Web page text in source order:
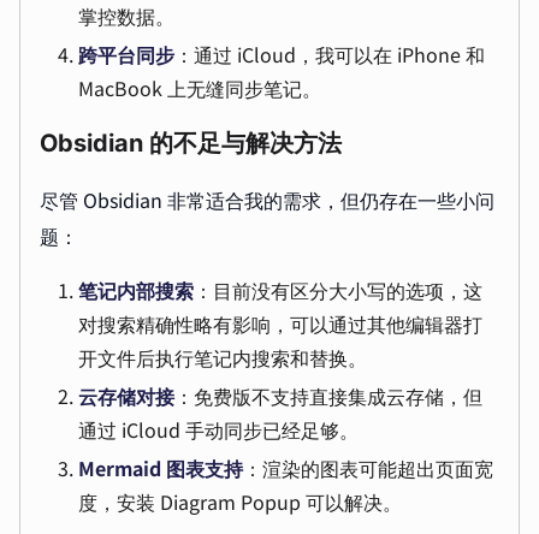
掌控数据。
跨平台同步 ：通过 iCloud，我可以在 iPhone 和
MacBook 上无缝同步笔记。
Obsidian 的不足与解决方法
尽管 Obsidian 非常适合我的需求，但仍存在一些小问
题：
笔记内部搜索 ：目前没有区分大小写的选项，这
对搜索精确性略有影响，可以通过其他编辑器打
开文件后执行笔记内搜索和替换。
云存储对接：免费版不支持直接集成云存储，但
通过 iCloud 手动同步已经足够。
Mermaid 图表支持：渲染的图表可能超出页面宽
度，安装 Diagram Popup 可以解决。